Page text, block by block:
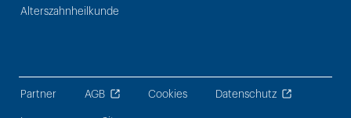
Alterszahnheilkunde
Partner AGB Cookies Datenschutz